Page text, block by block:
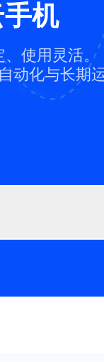
机
使用灵活。
动化与长期